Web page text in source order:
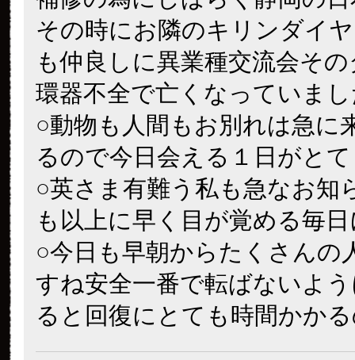
その時にお隣のキリンダイ
も仲良しに異業種交流会そ
環器不全で亡くなっていま
○動物も人間もお別れは急に
るので今日会える１日がと
○英さま有難う私も急なお知
も以上に早く目が覚める毎
○今日も早朝からたくさんの
すね安全一番で転ばないよ
ると回復にとても時間かか